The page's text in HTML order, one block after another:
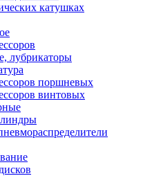
катушках
лубрикаторы
поршневых
винтовых